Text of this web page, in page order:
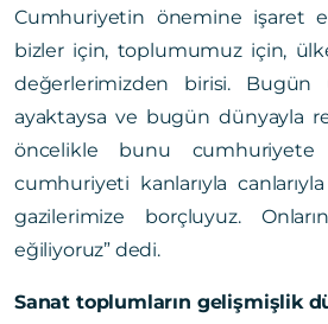
Cumhuriyetin önemine işaret
bizler için, toplumumuz için,
değerlerimizden birisi. Bugün
ayaktaysa ve bugün dünyayla
öncelikle bunu
cumhuriyeti kanlarıyla
gazilerimize borçluyuz.
eğiliyoruz” dedi.
Sanat toplumların gelişmişlik